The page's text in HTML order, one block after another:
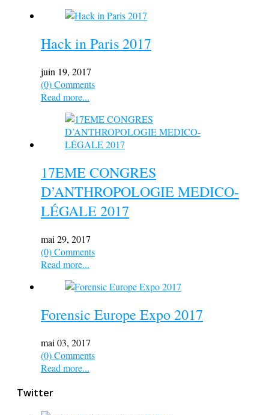
Hack in Paris 2017
juin 19, 2017
(0) Comments
Read more...
17EME CONGRES
D’ANTHROPOLOGIE MEDICO-
LÉGALE 2017
mai 29, 2017
(0) Comments
Read more...
Forensic Europe Expo 2017
mai 03, 2017
(0) Comments
Read more...
Twitter